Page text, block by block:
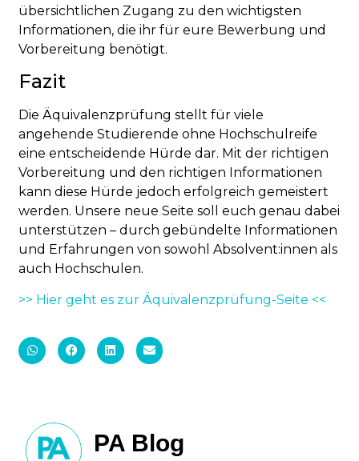
übersichtlichen Zugang zu den wichtigsten
Informationen, die ihr für eure Bewerbung und
Vorbereitung benötigt.
Fazit
Die Äquivalenzprüfung stellt für viele
angehende Studierende ohne Hochschulreife
eine entscheidende Hürde dar. Mit der richtigen
Vorbereitung und den richtigen Informationen
kann diese Hürde jedoch erfolgreich gemeistert
werden. Unsere neue Seite soll euch genau dabei
unterstützen – durch gebündelte Informationen
und Erfahrungen von sowohl Absolvent:innen als
auch Hochschulen.
>> Hier geht es zur Äquivalenzprüfung-Seite <<
PA Blog